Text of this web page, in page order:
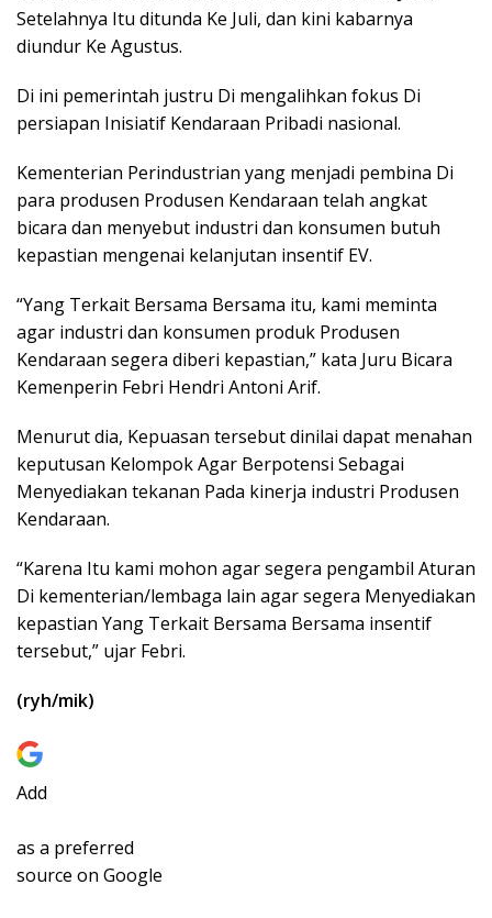
Setelahnya Itu ditunda Ke Juli, dan kini kabarnya
diundur Ke Agustus.
Di ini pemerintah justru Di mengalihkan fokus Di
persiapan Inisiatif Kendaraan Pribadi nasional.
Kementerian Perindustrian yang menjadi pembina Di
para produsen Produsen Kendaraan telah angkat
bicara dan menyebut industri dan konsumen butuh
kepastian mengenai kelanjutan insentif EV.
“Yang Terkait Bersama Bersama itu, kami meminta
agar industri dan konsumen produk Produsen
Kendaraan segera diberi kepastian,” kata Juru Bicara
Kemenperin Febri Hendri Antoni Arif.
Menurut dia, Kepuasan tersebut dinilai dapat menahan
keputusan Kelompok Agar Berpotensi Sebagai
Menyediakan tekanan Pada kinerja industri Produsen
Kendaraan.
“Karena Itu kami mohon agar segera pengambil Aturan
Di kementerian/lembaga lain agar segera Menyediakan
kepastian Yang Terkait Bersama Bersama insentif
tersebut,” ujar Febri.
(ryh/mik)
Add
as a preferred
source on Google